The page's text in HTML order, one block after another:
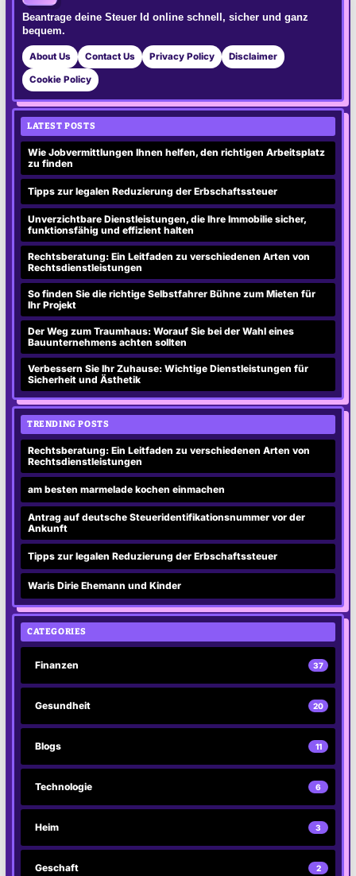
Beantrage deine Steuer Id online schnell, sicher und ganz
bequem.
About Us Contact Us Privacy Policy Disclaimer
Cookie Policy
LATEST POSTS
Wie Jobvermittlungen Ihnen helfen, den richtigen Arbeitsplatz
zu finden
Tipps zur legalen Reduzierung der Erbschaftssteuer
Unverzichtbare Dienstleistungen, die Ihre Immobilie sicher,
funktionsfähig und effizient halten
Rechtsberatung: Ein Leitfaden zu verschiedenen Arten von
Rechtsdienstleistungen
So finden Sie die richtige Selbstfahrer Bühne zum Mieten für
Ihr Projekt
Der Weg zum Traumhaus: Worauf Sie bei der Wahl eines
Bauunternehmens achten sollten
Verbessern Sie Ihr Zuhause: Wichtige Dienstleistungen für
Sicherheit und Ästhetik
TRENDING POSTS
Rechtsberatung: Ein Leitfaden zu verschiedenen Arten von
Rechtsdienstleistungen
am besten marmelade kochen einmachen
Antrag auf deutsche Steueridentifikationsnummer vor der
Ankunft
Tipps zur legalen Reduzierung der Erbschaftssteuer
Waris Dirie Ehemann und Kinder
CATEGORIES
Finanzen 37
Gesundheit 20
Blogs 11
Technologie 6
Heim 3
Geschaft 2